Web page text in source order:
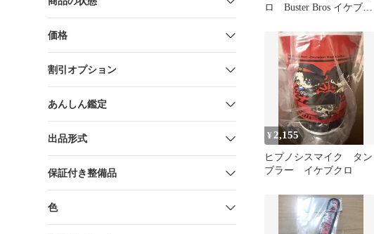
価格
割引オプション
あんしん鑑定
出品形式
保証付き整備品
色
ロ Buster Bros イケブク
¥ 2,155
ヒプノシスマイク タン
ブラー イケブクロ